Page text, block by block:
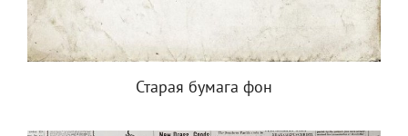
Старая бумага фон